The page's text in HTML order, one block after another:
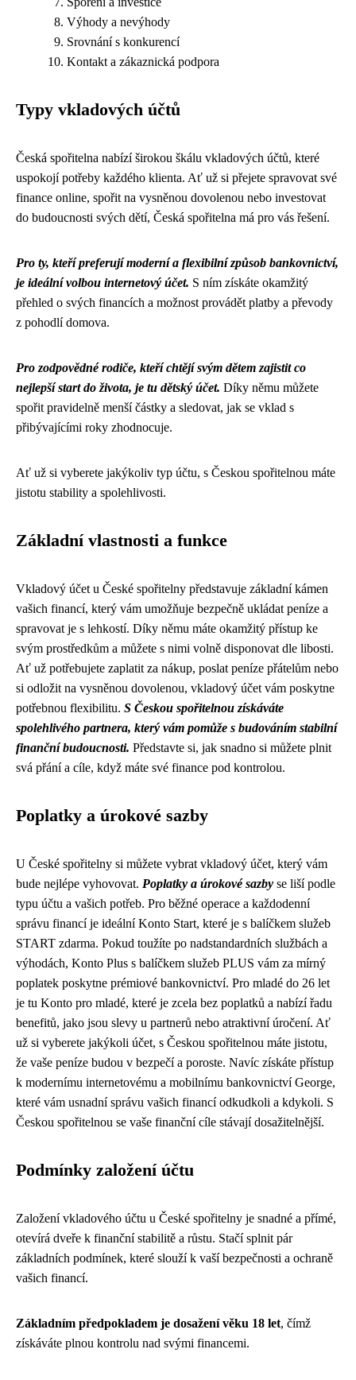
Výhody a nevýhody
Srovnání s konkurencí
Kontakt a zákaznická podpora
Typy vkladových účtů
Česká spořitelna nabízí širokou škálu vkladových účtů, které
uspokojí potřeby každého klienta. Ať už si přejete spravovat své
finance online, spořit na vysněnou dovolenou nebo investovat
do budoucnosti svých dětí, Česká spořitelna má pro vás řešení.
Pro ty, kteří preferují moderní a flexibilní způsob bankovnictví,
je ideální volbou internetový účet. S ním získáte okamžitý
přehled o svých financích a možnost provádět platby a převody
z pohodlí domova.
Pro zodpovědné rodiče, kteří chtějí svým dětem zajistit co
nejlepší start do života, je tu dětský účet. Díky němu můžete
spořit pravidelně menší částky a sledovat, jak se vklad s
přibývajícími roky zhodnocuje.
Ať už si vyberete jakýkoliv typ účtu, s Českou spořitelnou máte
jistotu stability a spolehlivosti.
Základní vlastnosti a funkce
Vkladový účet u České spořitelny představuje základní kámen
vašich financí, který vám umožňuje bezpečně ukládat peníze a
spravovat je s lehkostí. Díky němu máte okamžitý přístup ke
svým prostředkům a můžete s nimi volně disponovat dle libosti.
Ať už potřebujete zaplatit za nákup, poslat peníze přátelům nebo
si odložit na vysněnou dovolenou, vkladový účet vám poskytne
potřebnou flexibilitu. S Českou spořitelnou získáváte
spolehlivého partnera, který vám pomůže s budováním stabilní
finanční budoucnosti. Představte si, jak snadno si můžete plnit
svá přání a cíle, když máte své finance pod kontrolou.
Poplatky a úrokové sazby
U České spořitelny si můžete vybrat vkladový účet, který vám
bude nejlépe vyhovovat. Poplatky a úrokové sazby se liší podle
typu účtu a vašich potřeb. Pro běžné operace a každodenní
správu financí je ideální Konto Start, které je s balíčkem služeb
START zdarma. Pokud toužíte po nadstandardních službách a
výhodách, Konto Plus s balíčkem služeb PLUS vám za mírný
poplatek poskytne prémiové bankovnictví. Pro mladé do 26 let
je tu Konto pro mladé, které je zcela bez poplatků a nabízí řadu
benefitů, jako jsou slevy u partnerů nebo atraktivní úročení. Ať
už si vyberete jakýkoli účet, s Českou spořitelnou máte jistotu,
že vaše peníze budou v bezpečí a poroste. Navíc získáte přístup
k modernímu internetovému a mobilnímu bankovnictví George,
které vám usnadní správu vašich financí odkudkoli a kdykoli. S
Českou spořitelnou se vaše finanční cíle stávají dosažitelnější.
Podmínky založení účtu
Založení vkladového účtu u České spořitelny je snadné a přímé,
otevírá dveře k finanční stabilitě a růstu. Stačí splnit pár
základních podmínek, které slouží k vaší bezpečnosti a ochraně
vašich financí.
Základním předpokladem je dosažení věku 18 let, čímž
získáváte plnou kontrolu nad svými financemi.